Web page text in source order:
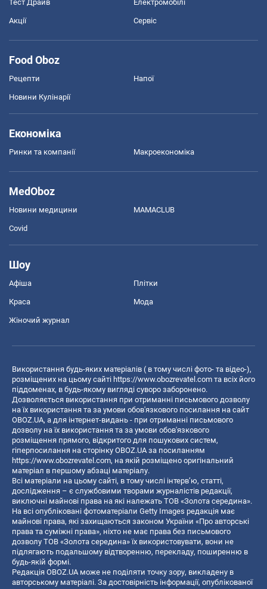
Тест Драйв Електромобілі
Акції Сервіс
Food Oboz
Рецепти Напої
Новини Кулінарії
Економіка
Ринки та компанії Макроекономіка
MedOboz
Новини медицини MAMACLUB
Covid
Шоу
Афіша Плітки
Краса Мода
Жіночий журнал
Використання будь-яких матеріалів ( в тому числі фото- та відео-),
розміщених на цьому сайті https://www.obozrevatel.com та всіх його
піддоменах, в будь-якому вигляді суворо заборонено.
Дозволяється використання при отриманні письмового дозволу
на їх використання та за умови обов'язкового посилання на сайт
OBOZ.UA, а для інтернет-видань - при отриманні письмового
дозволу на їх використання та за умови обов'язкового
розміщення прямого, відкритого для пошукових систем,
гіперпосилання на сторінку OBOZ.UA за посиланням
https://www.obozrevatel.com, на якій розміщено оригінальний
матеріал в першому абзаці матеріалу.
Всі матеріали на цьому сайті, в тому числі інтерв’ю, статті,
дослідження – є службовими творами журналістів редакції,
виключні майнові права на які належать ТОВ «Золота середина».
На всі опубліковані фотоматеріали Getty Images редакція має
майнові права, які захищаються законом України «Про авторські
права та суміжні права», ніхто не має права без письмового
дозволу ТОВ «Золота середина» їх використовувати, вони не
підлягають подальшому відтворенню, перекладу, поширенню в
будь-якій формі.
Редакція OBOZ.UA може не поділяти точку зору, викладену в
авторському матеріалі. За достовірність інформації, опублікованої